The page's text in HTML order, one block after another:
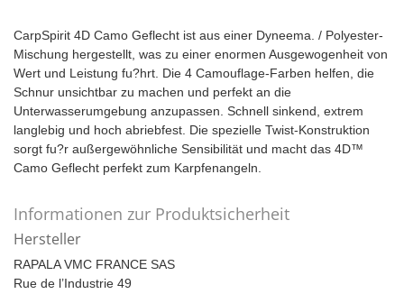
CarpSpirit 4D Camo Geflecht ist aus einer Dyneema. / Polyester-
Mischung hergestellt, was zu einer enormen Ausgewogenheit von
Wert und Leistung fu?hrt. Die 4 Camouflage-Farben helfen, die
Schnur unsichtbar zu machen und perfekt an die
Unterwasserumgebung anzupassen. Schnell sinkend, extrem
langlebig und hoch abriebfest. Die spezielle Twist-Konstruktion
sorgt fu?r außergewöhnliche Sensibilität und macht das 4D™
Camo Geflecht perfekt zum Karpfenangeln.
Informationen zur Produktsicherheit
Hersteller
RAPALA VMC FRANCE SAS
Rue de l’Industrie 49